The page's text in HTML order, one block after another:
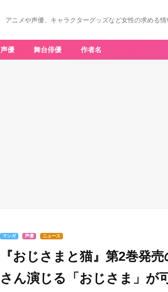
アニメや声優、キャラクターグッズなど女性の求める
声優 舞台俳優 作者名
マンガ 声優 ニュース
『おじさまと猫』第2巻発
さん演じる「おじさま」が